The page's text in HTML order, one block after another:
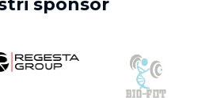
sponsor